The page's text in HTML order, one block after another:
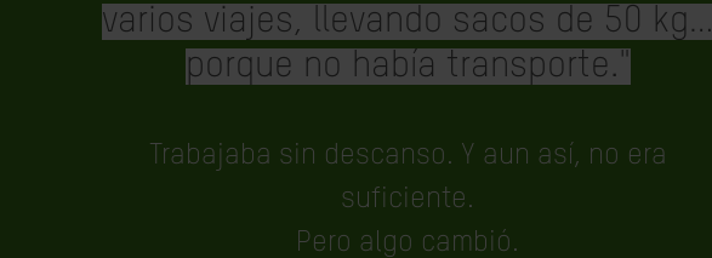
varios viajes, llevando sacos de 50 kg…
porque no había transporte."
Trabajaba sin descanso. Y aun así, no era
suficiente.
Pero algo cambió.